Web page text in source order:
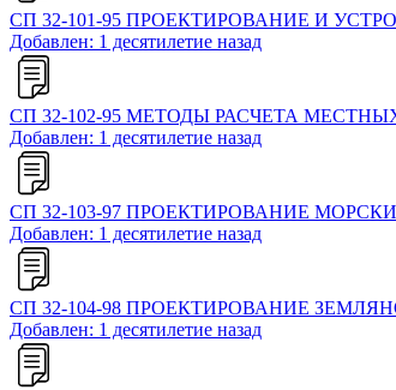
СП 32-101-95 ПРОЕКТИРОВАНИЕ И
Добавлен: 1 десятилетие назад
СП 32-102-95 МЕТОДЫ РАСЧЕТА
Добавлен: 1 десятилетие назад
СП 32-103-97 ПРОЕКТИРОВАНИЕ
Добавлен: 1 десятилетие назад
СП 32-104-98 ПРОЕКТИРОВАНИЕ
Добавлен: 1 десятилетие назад